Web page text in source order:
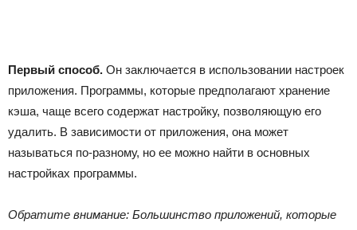
Первый способ. Он заключается в использовании настроек
приложения. Программы, которые предполагают хранение
кэша, чаще всего содержат настройку, позволяющую его
удалить. В зависимости от приложения, она может
называться по-разному, но ее можно найти в основных
настройках программы.
Обратите внимание: Большинство приложений, которые